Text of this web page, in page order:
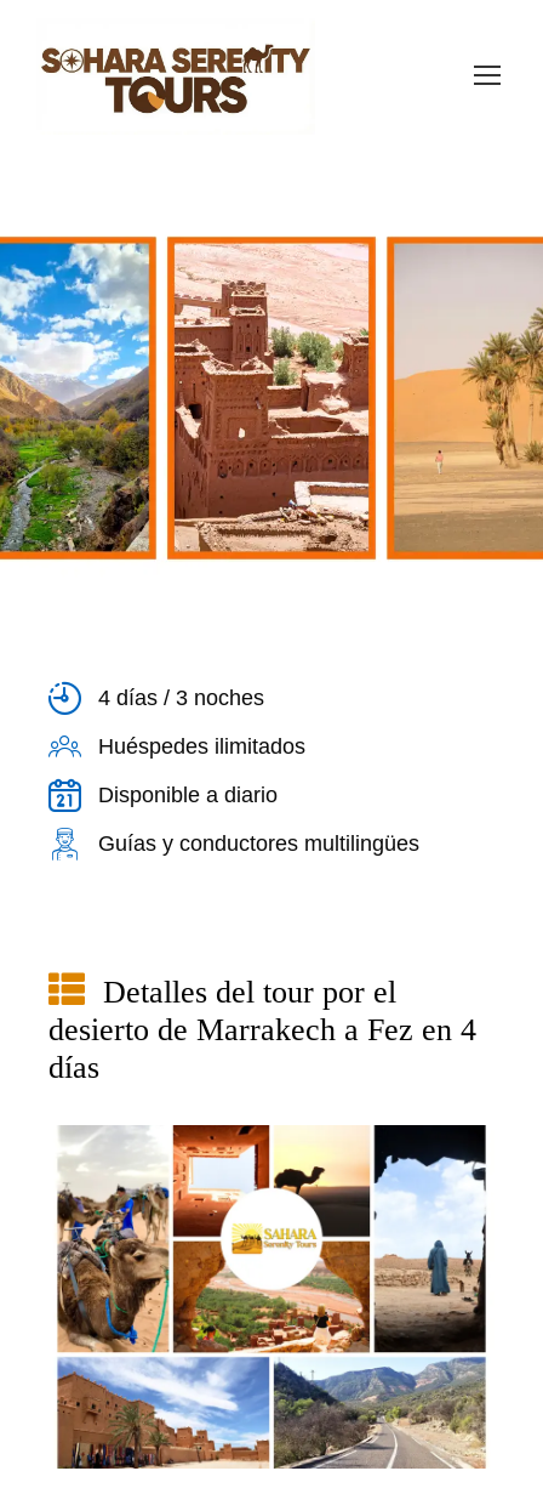
Tour por el desierto
de Marrakech a Fez
en 4 días
(1059 Reviews)
4 días / 3 noches
Huéspedes ilimitados
Disponible a diario
Guías y conductores multilingües
Detalles del tour por el
desierto de Marrakech a Fez en 4
días